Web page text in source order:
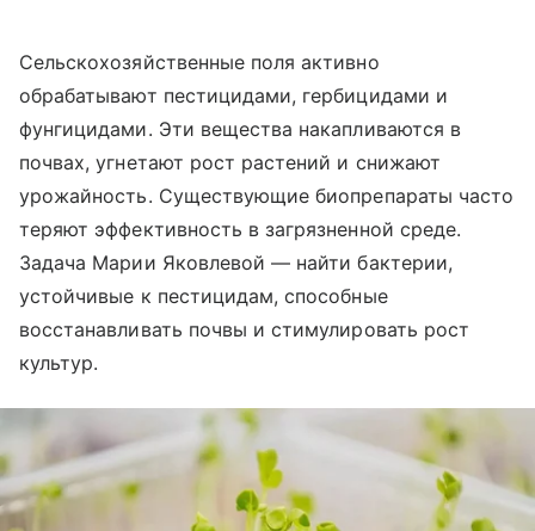
Сельскохозяйственные поля активно
обрабатывают пестицидами, гербицидами и
фунгицидами. Эти вещества накапливаются в
почвах, угнетают рост растений и снижают
урожайность. Существующие биопрепараты часто
теряют эффективность в загрязненной среде.
Задача Марии Яковлевой — найти бактерии,
устойчивые к пестицидам, способные
восстанавливать почвы и стимулировать рост
культур.